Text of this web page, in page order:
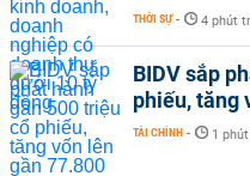
THỜI SỰ - 4 phút
BIDV sắp
phiếu, tăng
TÀI CHÍNH - 1